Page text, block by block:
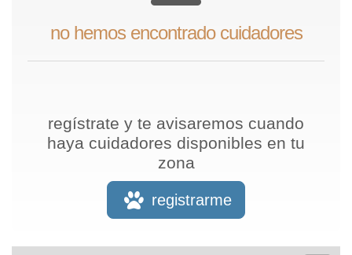
no hemos encontrado cuidadores
regístrate y te avisaremos cuando
haya cuidadores disponibles en tu
zona
registrarme
OpenStreetMap
CC-BY-SA